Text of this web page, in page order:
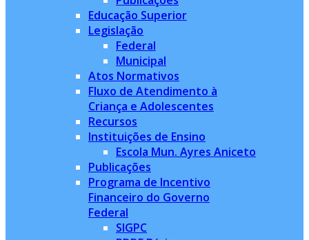
Educação Superior
Legislação
Federal
Municipal
Atos Normativos
Fluxo de Atendimento à
Criança e Adolescentes
Recursos
Instituições de Ensino
Escola Mun. Ayres Aniceto
Publicações
Programa de Incentivo
Financeiro do Governo
Federal
SIGPC